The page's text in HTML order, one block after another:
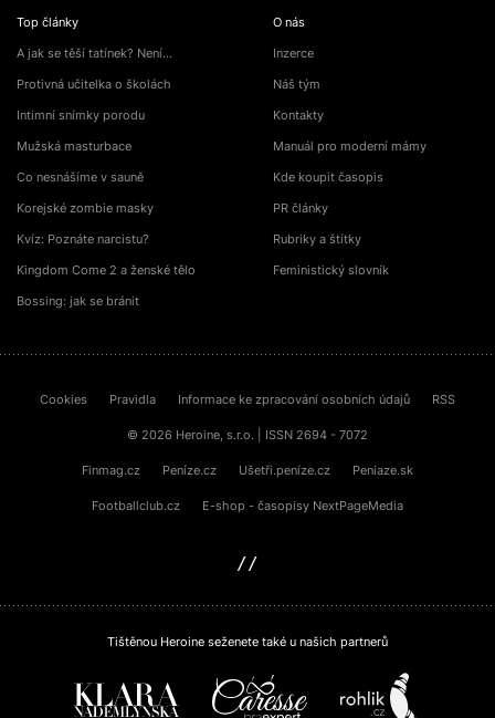
Top články
A jak se těší tatínek? Není…
Protivná učitelka o školách
Intimní snímky porodu
Mužská masturbace
Co nesnášíme v sauně
Korejské zombie masky
Kvíz: Poznáte narcistu?
Kingdom Come 2 a ženské tělo
Bossing: jak se bránit
O nás
Inzerce
Náš tým
Kontakty
Manuál pro moderní mámy
Kde koupit časopis
PR články
Rubriky a štítky
Feministický slovník
Cookies Pravidla Informace ke zpracování osobních údajů RSS
© 2026 Heroine, s.r.o. | ISSN 2694 - 7072
Finmag.cz Peníze.cz Ušetři.peníze.cz Peniaze.sk
Footballclub.cz E-shop - časopisy NextPageMedia
Tištěnou Heroine seženete také u našich partnerů